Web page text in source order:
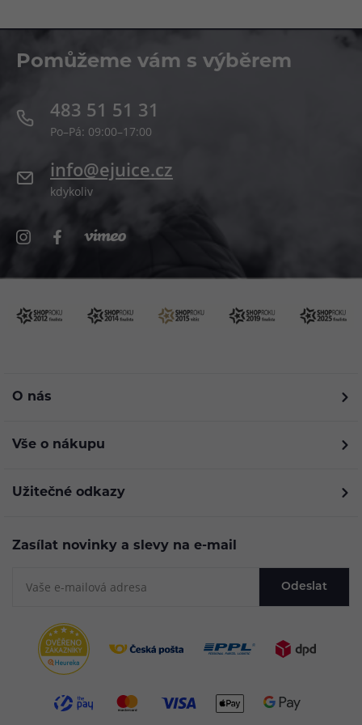
Pomůžeme vám s výběrem
483 51 51 31
Po–Pá: 09:00–17:00
info@ejuice.cz
kdykoliv
O nás
Vše o nákupu
Užitečné odkazy
Zasílat novinky a slevy na e-mail
Odeslat